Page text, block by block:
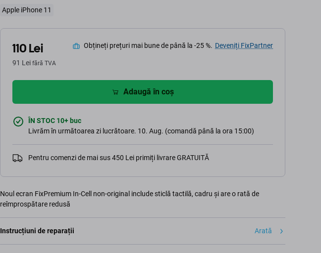
Apple iPhone 11
110 Lei
91 Lei fără TVA
Obțineți prețuri mai bune de până la -25 %. Deveniți FixPartner
Adaugă în coș
ÎN STOC 10+ buc
Livrăm în următoarea zi lucrătoare. 10. Aug. (comandă până la ora 15:00)
Pentru comenzi de mai sus 450 Lei primiți livrare GRATUITĂ
Noul ecran FixPremium In-Cell non-original include sticlă tactilă, cadru și are o rată de
reîmprospătare redusă
Instrucțiuni de reparații Arată